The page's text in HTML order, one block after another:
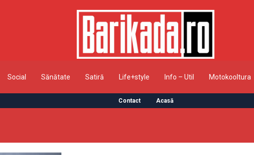
Social Sănătate Satiră Life+style Info – Util Motokooltura
Contact Acasă